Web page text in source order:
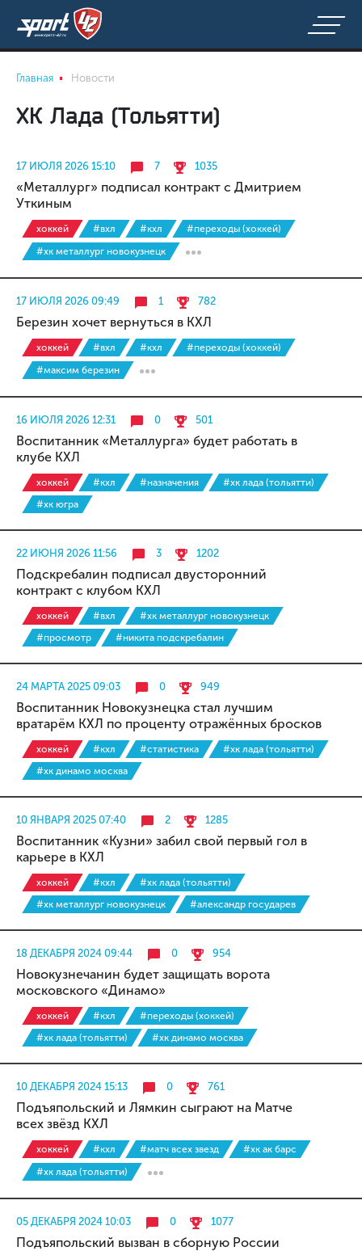
Главная Новости
ХК Лада (Тольятти)
17 ИЮЛЯ 2026 15:10 7 1035
«Металлург» подписал контракт с Дмитрием
Уткиным
хоккей #вхл #кхл
#переходы (хоккей)
#хк металлург новокузнецк
17 ИЮЛЯ 2026 09:49 1 782
Березин хочет вернуться в КХЛ
хоккей #вхл #кхл
#переходы (хоккей)
#максим березин
16 ИЮЛЯ 2026 12:31 0 501
Воспитанник «Металлурга» будет работать в
клубе КХЛ
хоккей #кхл #назначения
#хк лада (тольятти)
#хк югра
22 ИЮНЯ 2026 11:56 3 1202
Подскребалин подписал двусторонний
контракт с клубом КХЛ
хоккей #вхл
#хк металлург новокузнецк
#просмотр
#никита подскребалин
24 МАРТА 2025 09:03 0 949
Воспитанник Новокузнецка стал лучшим
вратарём КХЛ по проценту отражённых бросков
хоккей #кхл #статистика
#хк лада (тольятти)
#хк динамо москва
10 ЯНВАРЯ 2025 07:40 2 1285
Воспитанник «Кузни» забил свой первый гол в
карьере в КХЛ
хоккей #кхл
#хк лада (тольятти)
#хк металлург новокузнецк
#александр государев
18 ДЕКАБРЯ 2024 09:44 0 954
Новокузнечанин будет защищать ворота
московского «Динамо»
хоккей #кхл
#переходы (хоккей)
#хк лада (тольятти)
#хк динамо москва
10 ДЕКАБРЯ 2024 15:13 0 761
Подъяпольский и Лямкин сыграют на Матче
всех звёзд КХЛ
хоккей #кхл #матч всех звезд
#хк ак барс
#хк лада (тольятти)
05 ДЕКАБРЯ 2024 10:03 0 1077
Подъяпольский вызван в сборную России